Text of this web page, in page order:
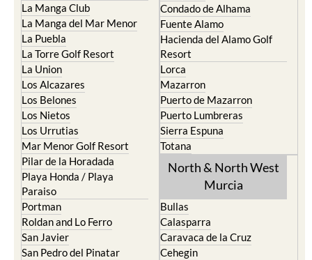
La Manga Club
La Manga del Mar Menor
La Puebla
La Torre Golf Resort
La Union
Los Alcazares
Los Belones
Los Nietos
Los Urrutias
Mar Menor Golf Resort
Pilar de la Horadada
Playa Honda / Playa
Paraiso
Portman
Roldan and Lo Ferro
San Javier
San Pedro del Pinatar
Condado de Alhama
Fuente Alamo
Hacienda del Alamo Golf
Resort
Lorca
Mazarron
Puerto de Mazarron
Puerto Lumbreras
Sierra Espuna
Totana
North & North West
Murcia
Bullas
Calasparra
Caravaca de la Cruz
Cehegin